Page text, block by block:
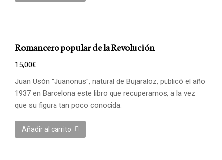
Romancero popular de la Revolución
15,00€
Juan Usón "Juanonus", natural de Bujaraloz, publicó el año
1937 en Barcelona este libro que recuperamos, a la vez
que su figura tan poco conocida.
Añadir al carrito